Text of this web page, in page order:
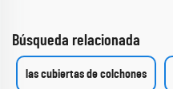
Búsqueda relacionada
las cubiertas de colchones